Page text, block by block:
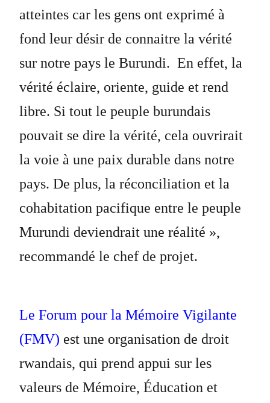
atteintes car les gens ont exprimé à
fond leur désir de connaitre la vérité
sur notre pays le Burundi. En effet, la
vérité éclaire, oriente, guide et rend
libre. Si tout le peuple burundais
pouvait se dire la vérité, cela ouvrirait
la voie à une paix durable dans notre
pays. De plus, la réconciliation et la
cohabitation pacifique entre le peuple
Murundi deviendrait une réalité »,
recommandé le chef de projet.
Le Forum pour la Mémoire Vigilante
(FMV) est une organisation de droit
rwandais, qui prend appui sur les
valeurs de Mémoire, Éducation et